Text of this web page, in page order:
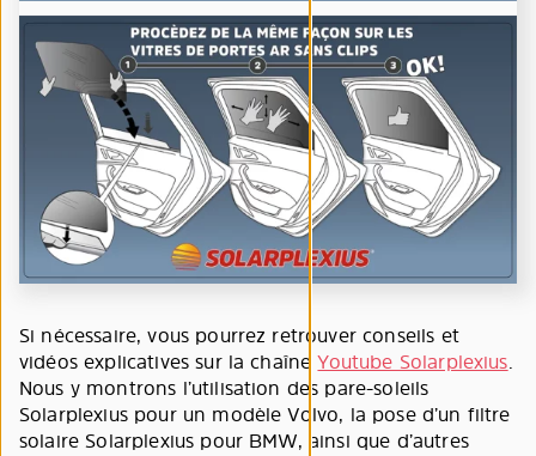
Si nécessaire, vous pourrez retrouver conseils et
vidéos explicatives sur la chaîneYoutube Solarplexius.
Nous y montrons l’utilisation des pare-soleils
Solarplexius pour un modèle Volvo, la pose d’un filtre
solaire Solarplexius pour BMW, ainsi que d’autres